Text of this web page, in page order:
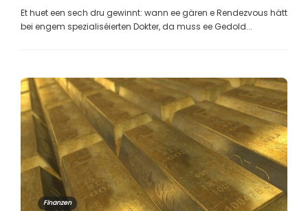
Et huet een sech dru gewinnt: wann ee gären e Rendezvous hätt
bei engem spezialiséierten Dokter, da muss ee Gedold...
Finanzen